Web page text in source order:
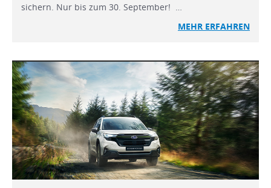
sichern. Nur bis zum 30. September! …
MEHR ERFAHREN